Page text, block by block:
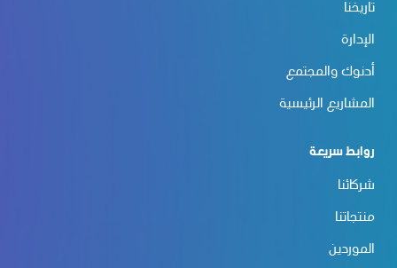
تاريخنا
الإدارة
أدنوك والمجتمع
المشاريع الرئيسية
روابط سريعة
شركائنا
منتجاتنا
الموردين